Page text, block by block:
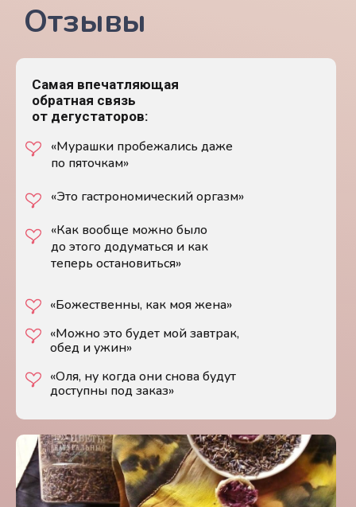
Отзывы
«Мурашки пробежались даже
по пяточкам»
«Это гастрономический оргазм»
«Как вообще можно было
до этого додуматься и как
теперь остановиться»
Самая впечатляющая
обратная связь
от дегустаторов:
«Божественны, как моя жена»
«Можно это будет мой завтрак,
обед и ужин»
«Оля, ну когда они снова будут
доступны под заказ»